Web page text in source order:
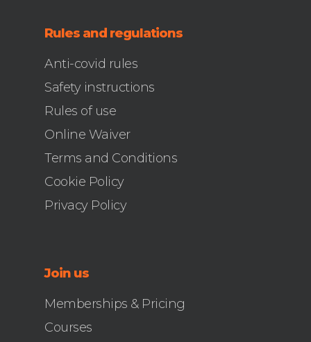
Rules and regulations
Anti-covid rules
Safety instructions
Rules of use
Online Waiver
Terms and Conditions
Cookie Policy
Privacy Policy
Join us
Memberships & Pricing
Courses